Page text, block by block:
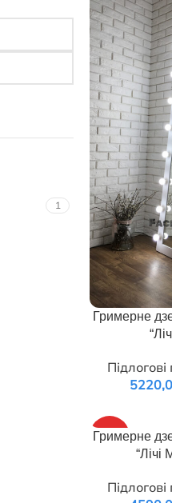
1
ОБЕРІТЬ ОПЦІЇ
Гримерне
HOT
ОБЕРІТЬ ОПЦІЇ
Гримерне
“Лічі